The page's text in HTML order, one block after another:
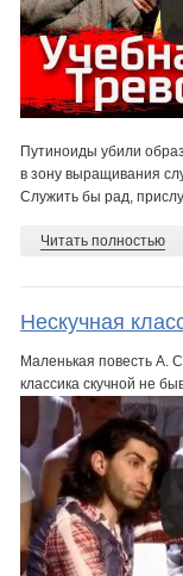
Путиноиды убили
в зону выращивания
Служить бы рад,
Читать полностью
Нескучная
Маленькая повесть А.
классика скучной не